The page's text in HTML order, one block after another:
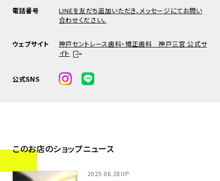
電話番号
LINEを友だち追加いただき、メッセージにてお問い
合わせください。
ウェブサイト
神戸セントレース歯科・矯正歯科 神戸三宮 公式サ
イト
公式SNS
このお店のショップニュース
2025.06.28